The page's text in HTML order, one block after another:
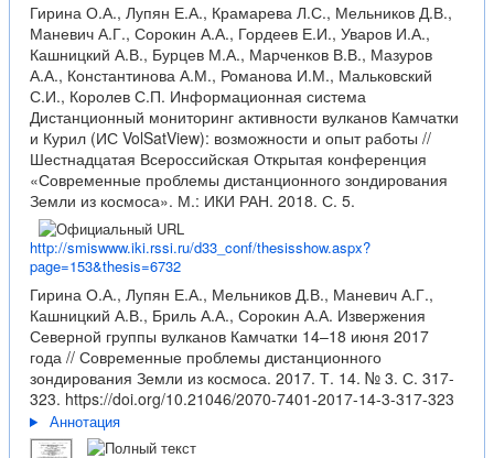
Гирина О.А., Лупян Е.А., Крамарева Л.С., Мельников Д.В.,
Маневич А.Г., Сорокин А.А., Гордеев Е.И., Уваров И.А.,
Кашницкий А.В., Бурцев М.А., Марченков В.В., Мазуров
А.А., Константинова А.М., Романова И.М., Мальковский
С.И., Королев С.П. Информационная система
Дистанционный мониторинг активности вулканов Камчатки
и Курил (ИС VolSatView): возможности и опыт работы //
Шестнадцатая Всероссийская Открытая конференция
«Современные проблемы дистанционного зондирования
Земли из космоса». М.: ИКИ РАН. 2018. С. 5.
http://smiswww.iki.rssi.ru/d33_conf/thesisshow.aspx?
page=153&thesis=6732
Гирина О.А., Лупян Е.А., Мельников Д.В., Маневич А.Г.,
Кашницкий А.В., Бриль А.А., Сорокин А.А. Извержения
Северной группы вулканов Камчатки 14–18 июня 2017
года // Современные проблемы дистанционного
зондирования Земли из космоса. 2017. Т. 14. № 3. С. 317-
323. https://doi.org/10.21046/2070-7401-2017-14-3-317-323
Аннотация